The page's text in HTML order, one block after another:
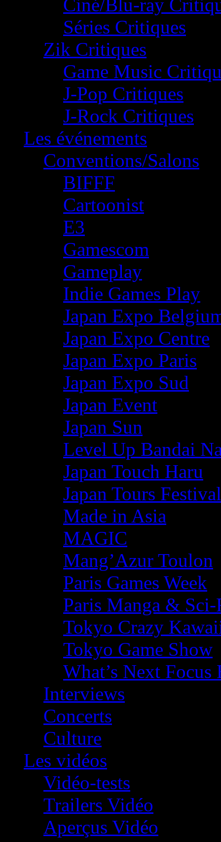
Ciné/Blu-ray
Séries Critiques
Zik Critiques
Game Music
J-Pop Critiques
J-Rock Critiques
Les événements
Conventions/Salons
BIFFF
Cartoonist
E3
Gamescom
Gameplay
Indie Games Play
Japan Expo
Japan Expo Centre
Japan Expo Paris
Japan Expo Sud
Japan Event
Japan Sun
Level Up Bandai
Japan Touch Haru
Japan Tours Festival
Made in Asia
MAGIC
Mang’Azur Toulon
Paris Games Week
Paris Manga &
Tokyo Crazy
Tokyo Game Show
What’s Next
Interviews
Concerts
Culture
Les vidéos
Vidéo-tests
Trailers Vidéo
Aperçus Vidéo